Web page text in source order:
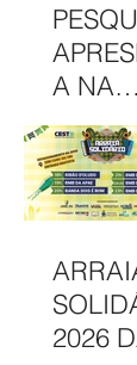
A NA
ÃO DA
DE
2026